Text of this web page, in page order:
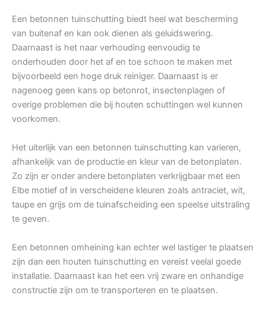
Een betonnen tuinschutting biedt heel wat bescherming
van buitenaf en kan ook dienen als geluidswering.
Daarnaast is het naar verhouding eenvoudig te
onderhouden door het af en toe schoon te maken met
bijvoorbeeld een hoge druk reiniger. Daarnaast is er
nagenoeg geen kans op betonrot, insectenplagen of
overige problemen die bij houten schuttingen wel kunnen
voorkomen.
Het uiterlijk van een betonnen tuinschutting kan varieren,
afhankelijk van de productie en kleur van de betonplaten.
Zo zijn er onder andere betonplaten verkrijgbaar met een
Elbe motief of in verscheidene kleuren zoals antraciet, wit,
taupe en grijs om de tuinafscheiding een speelse uitstraling
te geven.
Een betonnen omheining kan echter wel lastiger te plaatsen
zijn dan een houten tuinschutting en vereist veelal goede
installatie. Daarnaast kan het een vrij zware en onhandige
constructie zijn om te transporteren en te plaatsen.